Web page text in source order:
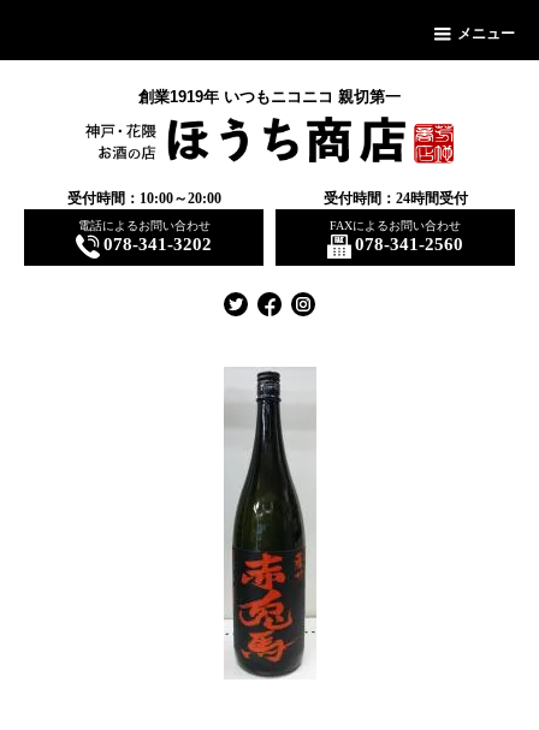
メニュー
創業1919年 いつもニコニコ 親切第一
受付時間：10:00～20:00
電話によるお問い合わせ
078-341-3202
受付時間：24時間受付
FAXによるお問い合わせ
078-341-2560